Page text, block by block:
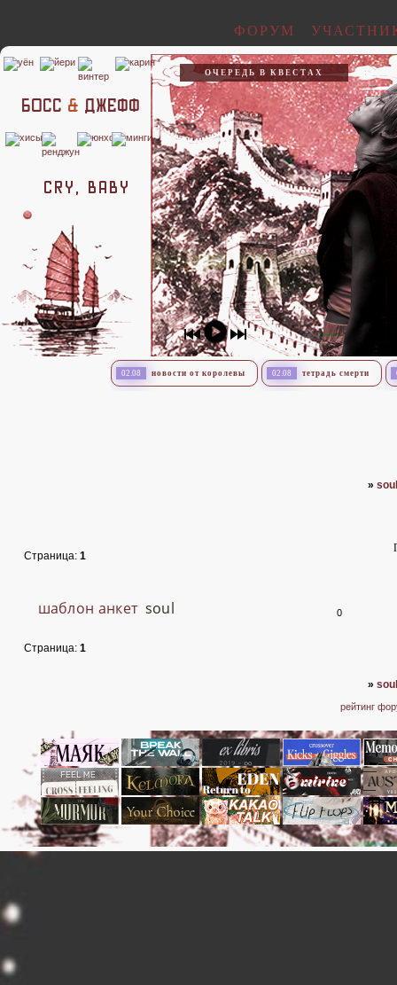
ФОРУМ
02.08 новости от королевы 02.08 тетрадь смерти
босс & джефф
cry, baby
ОЧЕРЕДЬ В КВЕСТАХ
»
Страница:1
шаблон анкет soul 0
Страница:1
»
рейтинг